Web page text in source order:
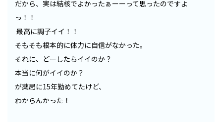
だから、実は結核でよかったぁーーって思ったのですよ
っ！！
最高に調子イイ！！
そもそも根本的に体力に自信がなかった。
それに、どーしたらイイのか？
本当に何がイイのか？
が薬局に15年勤めてたけど、
わからんかった！